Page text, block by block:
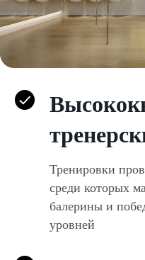
Тренировки
среди которых
балерины и
уровней